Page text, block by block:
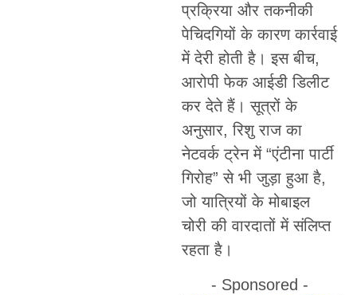
प्रक्रिया और तकनीकी
पेचिदगियों के कारण कार्रवाई
में देरी होती है। इस बीच,
आरोपी फेक आईडी डिलीट
कर देते हैं। सूत्रों के
अनुसार, रिशु राज का
नेटवर्क ट्रेन में “एंटीना पार्टी
गिरोह” से भी जुड़ा हुआ है,
जो यात्रियों के मोबाइल
चोरी की वारदातों में संलिप्त
रहता है।
- Sponsored -